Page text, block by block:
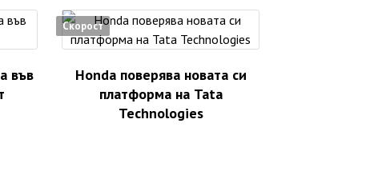
във
Скорост
Honda поверява новата си
платформа на Tata
Technologies